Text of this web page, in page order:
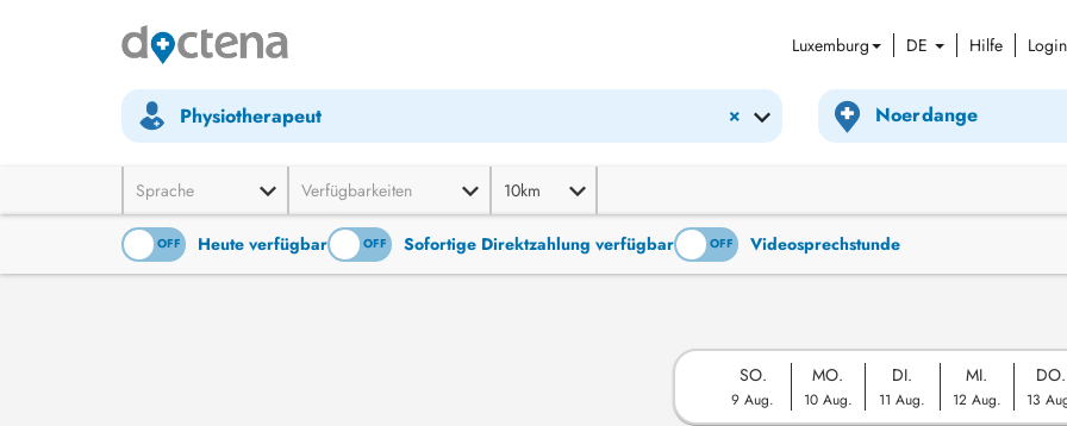
Luxemburg DE Hilfe Login
×
Physiotherapeut
Sprache Verfügbarkeiten 10km
OFF Heute verfügbar
ON OFF Sofortige Direktzahlung verfügbar
ON OFF Videosprechstunde
SO.
9 Aug.
MO.
10 Aug.
DI.
11 Aug.
MI.
12 Aug.
DO.
13